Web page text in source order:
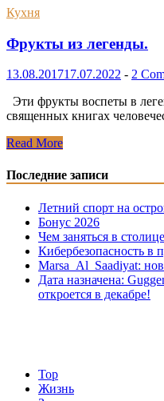
цветов.
артишоки.
Кухня
Фрукты из легенды.
13.08.201717.07.2022 - 2
Эти фрукты воспеты в
священных книгах
Фрукты
легенды.
Read More
Последние записи
Летний спорт на
Бонус 2026
Чем заняться в
Кибербезопасность в
Marsa Al Saadiyat:
Дата назначена:
откроется в декабре!
Top
Жизнь